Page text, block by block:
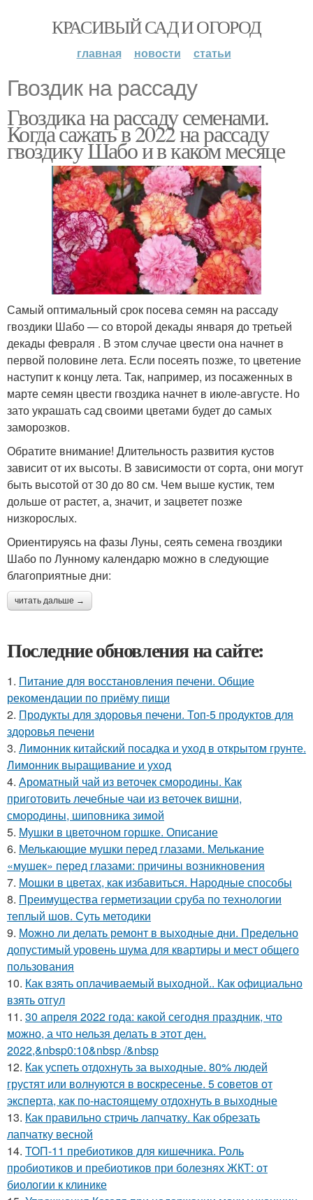
КРАСИВЫЙ САД И ОГОРОД
главная новости статьи
Гвоздик на рассаду
Гвоздика на рассаду семенами.
Когда сажать в 2022 на рассаду
гвоздику Шабо и в каком месяце
Самый оптимальный срок посева семян на рассаду
гвоздики Шабо — со второй декады января до третьей
декады февраля . В этом случае цвести она начнет в
первой половине лета. Если посеять позже, то цветение
наступит к концу лета. Так, например, из посаженных в
марте семян цвести гвоздика начнет в июле-августе. Но
зато украшать сад своими цветами будет до самых
заморозков.
Обратите внимание! Длительность развития кустов
зависит от их высоты. В зависимости от сорта, они могут
быть высотой от 30 до 80 см. Чем выше кустик, тем
дольше от растет, а, значит, и зацветет позже
низкорослых.
Ориентируясь на фазы Луны, сеять семена гвоздики
Шабо по Лунному календарю можно в следующие
благоприятные дни:
читать дальше →
Последние обновления на сайте:
1. Питание для восстановления печени. Общие
рекомендации по приёму пищи
2. Продукты для здоровья печени. Топ-5 продуктов для
здоровья печени
3. Лимонник китайский посадка и уход в открытом грунте.
Лимонник выращивание и уход
4. Ароматный чай из веточек смородины. Как
приготовить лечебные чаи из веточек вишни,
смородины, шиповника зимой
5. Мушки в цветочном горшке. Описание
6. Мелькающие мушки перед глазами. Мелькание
«мушек» перед глазами: причины возникновения
7. Мошки в цветах, как избавиться. Народные способы
8. Преимущества герметизации сруба по технологии
теплый шов. Суть методики
9. Можно ли делать ремонт в выходные дни. Предельно
допустимый уровень шума для квартиры и мест общего
пользования
10. Как взять оплачиваемый выходной.. Как официально
взять отгул
11. 30 апреля 2022 года: какой сегодня праздник, что
можно, а что нельзя делать в этот ден.
2022,&nbsp0:10&nbsp /&nbsp
12. Как успеть отдохнуть за выходные. 80% людей
грустят или волнуются в воскресенье. 5 советов от
эксперта, как по-настоящему отдохнуть в выходные
13. Как правильно стричь лапчатку. Как обрезать
лапчатку весной
14. ТОП-11 пребиотиков для кишечника. Роль
пробиотиков и пребиотиков при болезнях ЖКТ: от
биологии к клинике